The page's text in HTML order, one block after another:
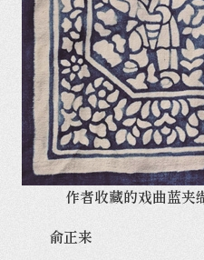
作者收藏的戏曲蓝夹缬
俞正来